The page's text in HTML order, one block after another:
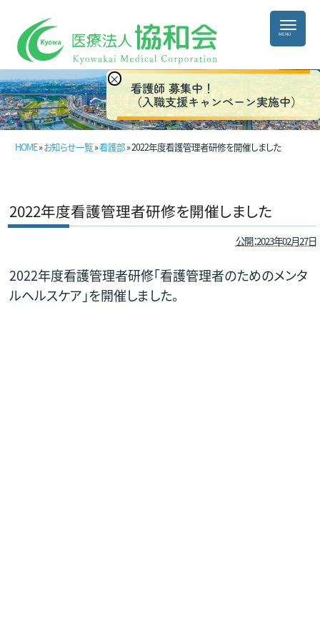
HOME»お知らせ一覧»看護部» 2022年度看護管理者研修を開催しました
2022年度看護管理者研修を開催しました
公開：2023年02月27日
2022年度看護管理者研修「看護管理者のためのメンタ
ルヘルスケア」を開催しました。
×
看護師 募集中！
（入職支援キャンペーン実施中）